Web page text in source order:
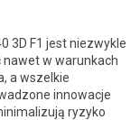
3D F1 jest niezwykle
nawet w warunkach
a wszelkie
innowacje
ryzyko